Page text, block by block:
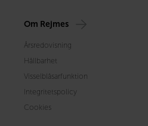
Om Rejmes
Årsredovisning
Hållbarhet
Visselblåsarfunktion
Integritetspolicy
Cookies